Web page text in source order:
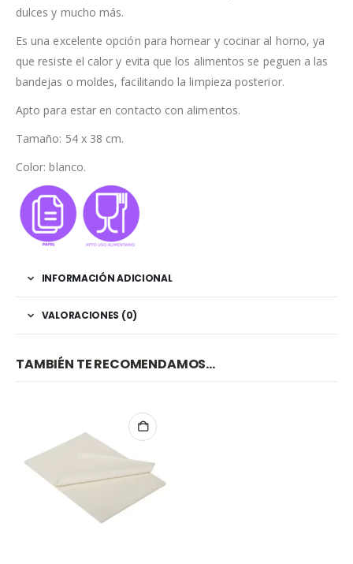
dulces y mucho más.
Es una excelente opción para hornear y cocinar al horno, ya
que resiste el calor y evita que los alimentos se peguen a las
bandejas o moldes, facilitando la limpieza posterior.
Apto para estar en contacto con alimentos.
Tamaño: 54 x 38 cm.
Color: blanco.
INFORMACIÓN ADICIONAL
VALORACIONES (0)
TAMBIÉN TE RECOMENDAMOS…